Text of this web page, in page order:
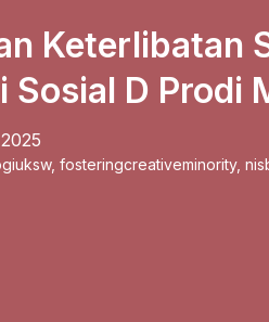
Keterlibatan
Sosial D Prodi
, fosteringcreativeminority,